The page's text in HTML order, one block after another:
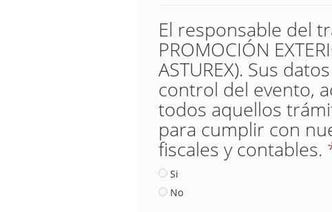
El responsable del
PROMOCIÓN
ASTUREX). Sus
control del evento,
todos aquellos
para cumplir con
fiscales y contables.
Si
No